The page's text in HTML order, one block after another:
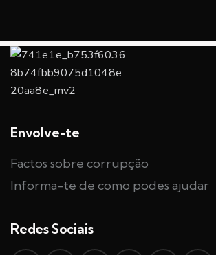
Envolve-te
Factos sobre corrupção
Informa-te de como podes ajudar
Redes Sociais